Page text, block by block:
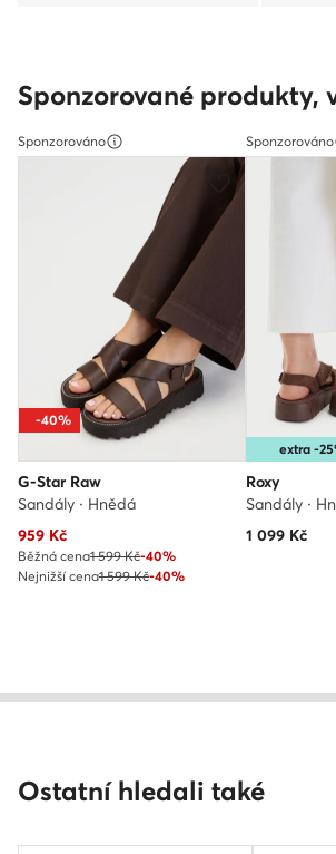
Sponzorované produkty,
Sponzorováno
-40%
G-Star Raw
Sandály · Hnědá
Aktuální cena
959 Kč
Běžná cena1 599 Kč-40%
Nejnižší cena1 599 Kč-40%
Sponzorováno
extra -
Roxy
Sandály ·
1 099 Kč
Ostatní hledali také